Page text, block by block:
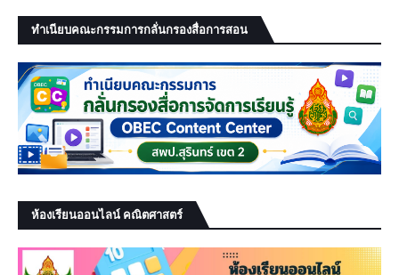
ทำเนียบคณะกรรมการกลั่นกรองสื่อการสอน
ห้องเรียนออนไลน์ คณิตศาสตร์